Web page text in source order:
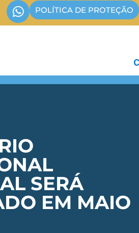
POLÍTICA DE PROTEÇÃO
SERÁ
EM MAIO